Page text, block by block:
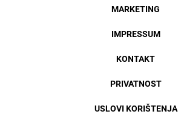
MARKETING
IMPRESSUM
KONTAKT
PRIVATNOST
USLOVI KORIŠTENJA